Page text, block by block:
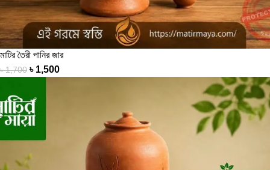
মাটির তৈরী পানির জার
৳1,700 ৳ 1,500